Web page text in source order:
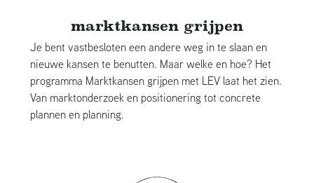
marktkansen grijpen
Je bent vastbesloten een andere weg in te slaan en
nieuwe kansen te benutten. Maar welke en hoe? Het
programma Marktkansen grijpen met LEV laat het zien.
Van marktonderzoek en positionering tot concrete
plannen en planning.